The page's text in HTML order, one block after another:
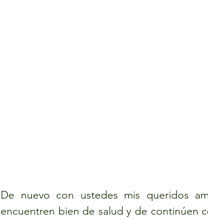
De nuevo con ustedes mis queridos
encuentren bien de salud y de continúen